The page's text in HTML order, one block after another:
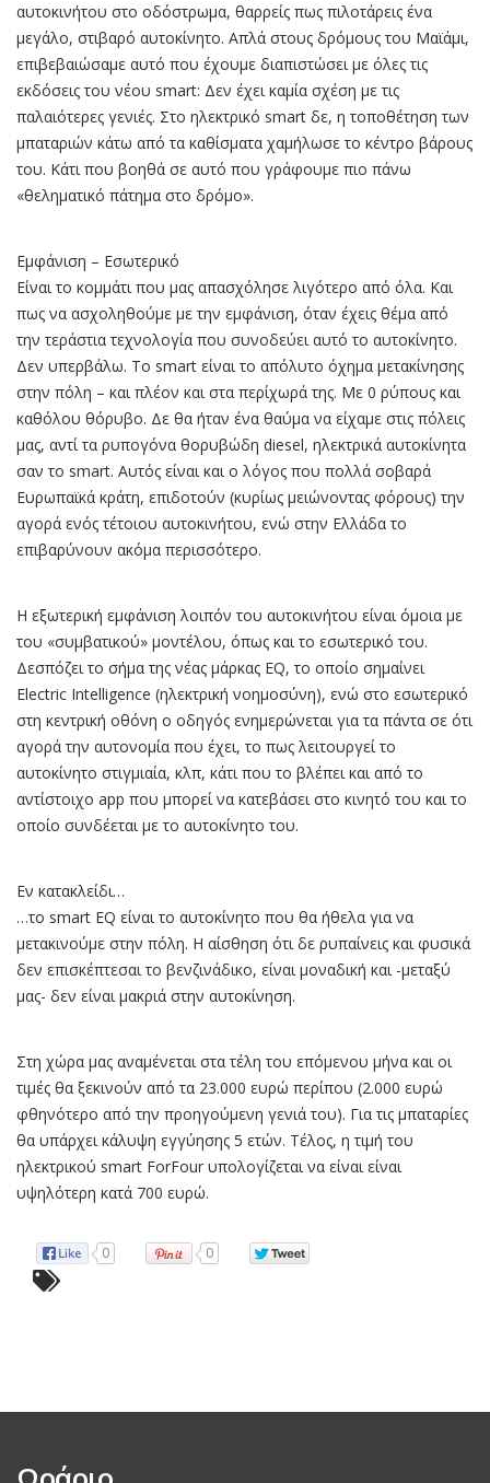
αυτοκινήτου στο οδόστρωμα, θαρρείς πως πιλοτάρεις ένα
μεγάλο, στιβαρό αυτοκίνητο. Απλά στους δρόμους του Μαϊάμι,
επιβεβαιώσαμε αυτό που έχουμε διαπιστώσει με όλες τις
εκδόσεις του νέου smart: Δεν έχει καμία σχέση με τις
παλαιότερες γενιές. Στο ηλεκτρικό smart δε, η τοποθέτηση των
μπαταριών κάτω από τα καθίσματα χαμήλωσε το κέντρο βάρους
του. Κάτι που βοηθά σε αυτό που γράφουμε πιο πάνω
«θεληματικό πάτημα στο δρόμο».
Εμφάνιση – Εσωτερικό
Είναι το κομμάτι που μας απασχόλησε λιγότερο από όλα. Και
πως να ασχοληθούμε με την εμφάνιση, όταν έχεις θέμα από
την τεράστια τεχνολογία που συνοδεύει αυτό το αυτοκίνητο.
Δεν υπερβάλω. Το smart είναι το απόλυτο όχημα μετακίνησης
στην πόλη – και πλέον και στα περίχωρά της. Με 0 ρύπους και
καθόλου θόρυβο. Δε θα ήταν ένα θαύμα να είχαμε στις πόλεις
μας, αντί τα ρυπογόνα θορυβώδη diesel, ηλεκτρικά αυτοκίνητα
σαν το smart. Αυτός είναι και ο λόγος που πολλά σοβαρά
Ευρωπαϊκά κράτη, επιδοτούν (κυρίως μειώνοντας φόρους) την
αγορά ενός τέτοιου αυτοκινήτου, ενώ στην Ελλάδα το
επιβαρύνουν ακόμα περισσότερο.
Η εξωτερική εμφάνιση λοιπόν του αυτοκινήτου είναι όμοια με
του «συμβατικού» μοντέλου, όπως και το εσωτερικό του.
Δεσπόζει το σήμα της νέας μάρκας EQ, το οποίο σημαίνει
Electric Intelligence (ηλεκτρική νοημοσύνη), ενώ στο εσωτερικό
στη κεντρική οθόνη ο οδηγός ενημερώνεται για τα πάντα σε ότι
αγορά την αυτονομία που έχει, το πως λειτουργεί το
αυτοκίνητο στιγμιαία, κλπ, κάτι που το βλέπει και από το
αντίστοιχο app που μπορεί να κατεβάσει στο κινητό του και το
οποίο συνδέεται με το αυτοκίνητο του.
Εν κατακλείδι…
…το smart EQ είναι το αυτοκίνητο που θα ήθελα για να
μετακινούμε στην πόλη. Η αίσθηση ότι δε ρυπαίνεις και φυσικά
δεν επισκέπτεσαι το βενζινάδικο, είναι μοναδική και -μεταξύ
μας- δεν είναι μακριά στην αυτοκίνηση.
Στη χώρα μας αναμένεται στα τέλη του επόμενου μήνα και οι
τιμές θα ξεκινούν από τα 23.000 ευρώ περίπου (2.000 ευρώ
φθηνότερο από την προηγούμενη γενιά του). Για τις μπαταρίες
θα υπάρχει κάλυψη εγγύησης 5 ετών. Τέλος, η τιμή του
ηλεκτρικού smart ForFour υπολογίζεται να είναι είναι
υψηλότερη κατά 700 ευρώ.
0 0